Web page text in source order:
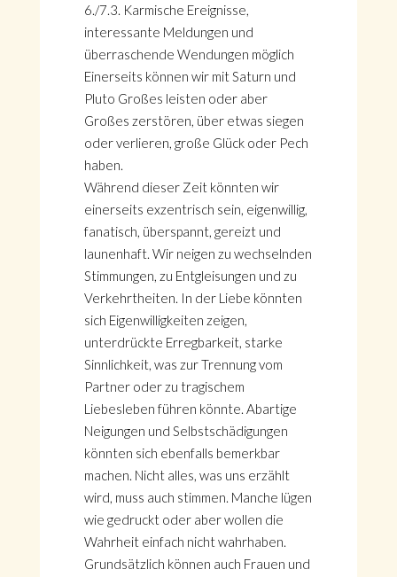
6./7.3. Karmische Ereignisse,
interessante Meldungen und
überraschende Wendungen möglich
Einerseits können wir mit Saturn und
Pluto Großes leisten oder aber
Großes zerstören, über etwas siegen
oder verlieren, große Glück oder Pech
haben.
Während dieser Zeit könnten wir
einerseits exzentrisch sein, eigenwillig,
fanatisch, überspannt, gereizt und
launenhaft. Wir neigen zu wechselnden
Stimmungen, zu Entgleisungen und zu
Verkehrtheiten. In der Liebe könnten
sich Eigenwilligkeiten zeigen,
unterdrückte Erregbarkeit, starke
Sinnlichkeit, was zur Trennung vom
Partner oder zu tragischem
Liebesleben führen könnte. Abartige
Neigungen und Selbstschädigungen
könnten sich ebenfalls bemerkbar
machen. Nicht alles, was uns erzählt
wird, muss auch stimmen. Manche lügen
wie gedruckt oder aber wollen die
Wahrheit einfach nicht wahrhaben.
Grundsätzlich können auch Frauen und